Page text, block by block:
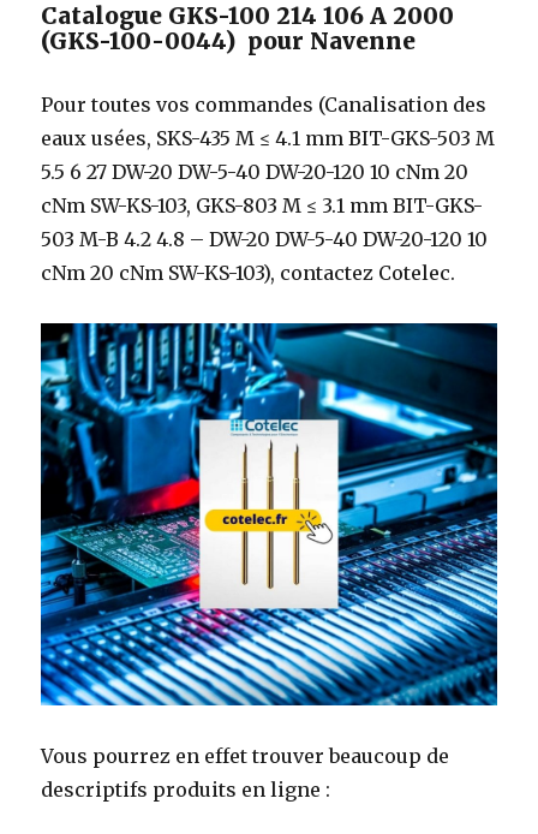
Catalogue GKS-100 214 106 A 2000
(GKS-100-0044) pour Navenne
Pour toutes vos commandes (Canalisation des
eaux usées, SKS-435 M ≤ 4.1 mm BIT-GKS-503 M
5.5 6 27 DW-20 DW-5-40 DW-20-120 10 cNm 20
cNm SW-KS-103, GKS-803 M ≤ 3.1 mm BIT-GKS-
503 M-B 4.2 4.8 – DW-20 DW-5-40 DW-20-120 10
cNm 20 cNm SW-KS-103), contactez Cotelec.
Vous pourrez en effet trouver beaucoup de
descriptifs produits en ligne :